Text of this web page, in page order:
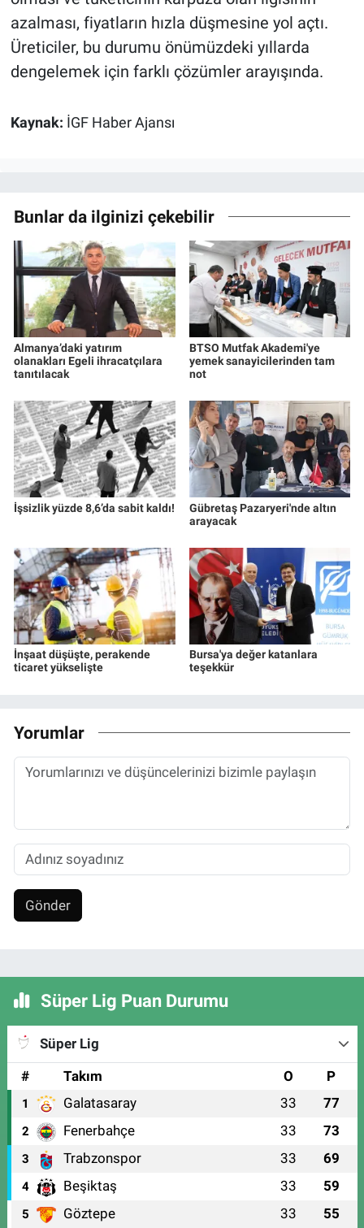
azalması, fiyatların hızla düşmesine yol açtı.
Üreticiler, bu durumu önümüzdeki yıllarda
dengelemek için farklı çözümler arayışında.
Kaynak: İGF Haber Ajansı
Bunlar da ilginizi çekebilir
Almanya’daki yatırım
olanakları Egeli ihracatçılara
tanıtılacak
BTSO Mutfak Akademi'ye
yemek sanayicilerinden tam
not
İşsizlik yüzde 8,6’da sabit kaldı!
Gübretaş Pazaryeri'nde altın
arayacak
İnşaat düşüşte, perakende
ticaret yükselişte
Bursa'ya değer katanlara
teşekkür
Yorumlar
Gönder
Süper Lig Puan Durumu
Süper Lig
#
Takım O P
1 Galatasaray 33 77
2 Fenerbahçe 33 73
3 Trabzonspor 33 69
4 Beşiktaş 33 59
5 Göztepe 33 55